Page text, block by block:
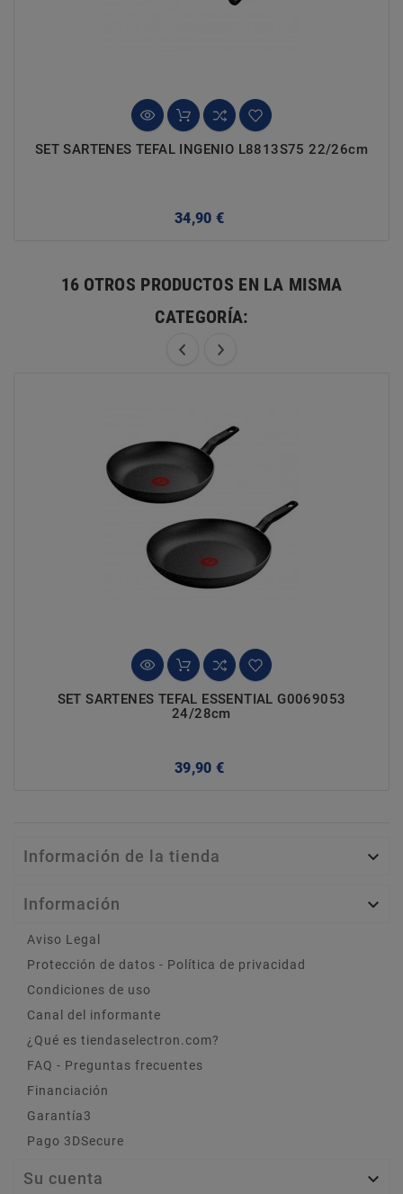
SET SARTENES TEFAL INGENIO L8813S75 22/26cm
34,90 €
16 OTROS PRODUCTOS EN LA MISMA
CATEGORÍA:
SET SARTENES TEFAL ESSENTIAL G0069053
24/28cm
39,90 €
Información de la tienda 
Información 
Aviso Legal
Protección de datos - Política de privacidad
Condiciones de uso
Canal del informante
¿Qué es tiendaselectron.com?
FAQ - Preguntas frecuentes
Financiación
Garantía3
Pago 3DSecure
Su cuenta 